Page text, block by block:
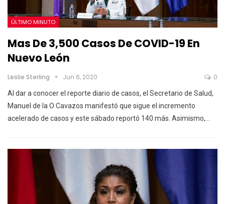
ÚLTIMO MINUTO
Mas De 3,500 Casos De COVID-19 En
Nuevo León
Leslie Sterling Jun 6, 2020 0
Al dar a conocer el reporte diario de casos, el Secretario de Salud,
Manuel de la O Cavazos manifestó que sigue el incremento
acelerado de casos y este sábado reportó 140 más. Asimismo,…